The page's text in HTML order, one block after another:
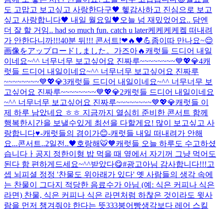
도 고맙고 보고싶고 사랑한다구🖤 헿감사하고 진심으로 보고
싶고 사랑합니다🖤 내일 월요일🖤 오늘 넘 재밌었어요.. 담엔
더 잘 할 거임.. had so much fun. catch u later케케케케켘 떠내려
가 안한다니까!!!40분 뒤!!! 콘서트!❤🔥🖤💪좀이따 만나요~😌
画像をアップロードしました。 가즈아🔥 캐럿들 드디어 내일
이네요~^^ 너무너무 보고싶어요 진짜루~~~~~~~~💙💖💎4캐
럿들 드디어 내일이네요~^^ 너무너무 보고싶어요 진짜루
~~~~~~~~💙💖💎3캐럿들 드디어 내일이네요~^^ 너무너무 보
고싶어요 진짜루~~~~~~~~💙💖💎2캐럿들 드디어 내일이네요
~^^ 너무너무 보고싶어요 진짜루~~~~~~~~💙💖💎캐럿들 이
제 하루 남았네요 ㅎㅎ 지금까지 열심히 준비한 콘서트 함께
행복한시간을 보낼수있게 최선을 다할게요! 많이 보고싶고 사
랑합니다♥️-캐럿들의 겸이가😊-캐럿들 내일 떠내려가 안해
요...콘서트..2일전..🖤호랑해🐯🧡캐럿들 오늘 하루도 수고하셨
습니다ㅏ 공지 정한이형 밥 먹을 때 옆에서 자기꺼 그냥 먹어도
된다 함 편하게드세요~^^받았다😋#광고아님 감사합니다!!!고
셉 뇌피셜 정정 '찬물도 위아래가 있다' 옛 사람들의 생각 속에
는 찬물이 그다지 적당한 음료수가 아님 (예: 식은 커피나 식은
라면) 찬물, 식은 커피나 식은 라면처럼 하찮은 것이라도 윗사
람을 먼저 챙겨줘야 한다는 뜻333붕어빵생각보다 레어 스킬